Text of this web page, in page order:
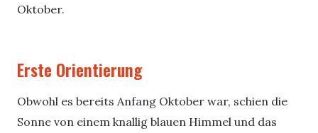
Oktober.
Erste Orientierung
Obwohl es bereits Anfang Oktober war, schien die
Sonne von einem knallig blauen Himmel und das